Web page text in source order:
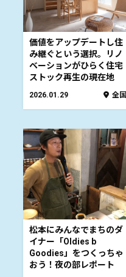
価値をアップデートし住
み継ぐという選択。リノ
ベーションがひらく住宅
ストック再生の現在地
2026.01.29 全国
松本にみんなでまちのダ
イナー「Oldies b
Goodies」をつくっちゃ
おう！夜の部レポート